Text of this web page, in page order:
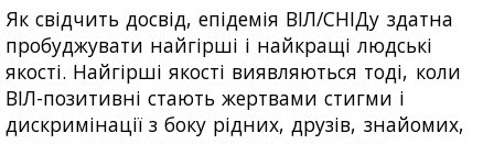
Як свідчить досвід, епідемія ВІЛ/СНІДу здатна
пробуджувати найгірші і найкращі людські
якості. Найгірші якості виявляються тоді, коли
ВІЛ-позитивні стають жертвами стигми і
дискримінації з боку рідних, друзів, знайомих,